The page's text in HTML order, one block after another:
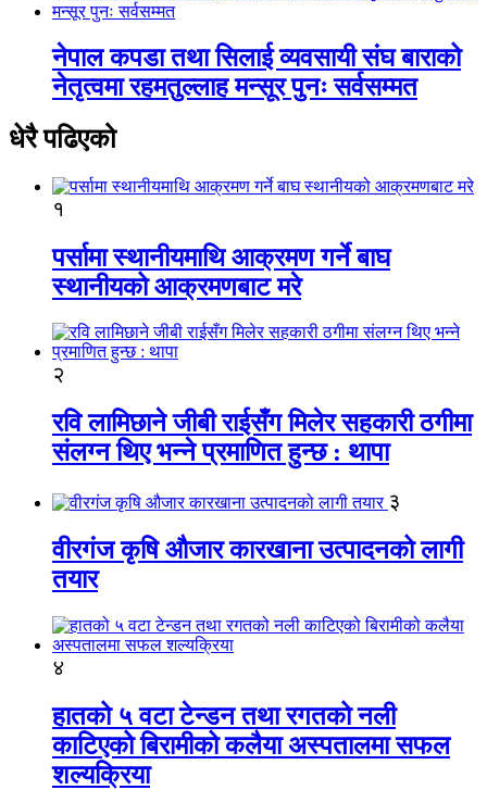
नेपाल कपडा तथा सिलाई व्यवसायी संघ बाराको
नेतृत्वमा रहमतुल्लाह मन्सूर पुनः सर्वसम्मत
धेरै पढिएको
१
पर्सामा स्थानीयमाथि आक्रमण गर्ने बाघ
स्थानीयको आक्रमणबाट मरे
२
रवि लामिछाने जीबी राईसँग मिलेर सहकारी ठगीमा
संलग्न थिए भन्ने प्रमाणित हुन्छ : थापा
३
वीरगंज कृषि औजार कारखाना उत्पादनको लागी
तयार
४
हातको ५ वटा टेन्डन तथा रगतको नली
काटिएको बिरामीको कलैया अस्पतालमा सफल
शल्यक्रिया